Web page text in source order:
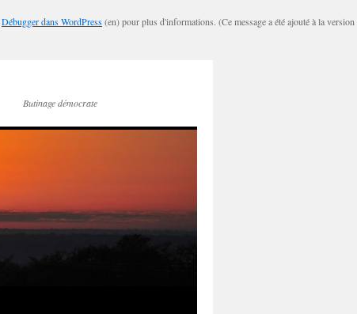
Débugger dans WordPress(en) pour plus d'informations. (Ce message a été ajouté à la version
Butinage démocrate